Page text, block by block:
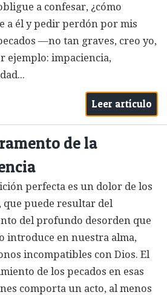
a confesar, ¿cómo
a él y pedir perdón por mis
—no tan graves, creo yo,
ejemplo: impaciencia,
Leer artículo
de la
perfecta es un dolor de los
que puede resultar del
del profundo desorden que
introduce en nuestra alma,
incompatibles con Dios. El
de los pecados en esas
comporta un acto, al menos